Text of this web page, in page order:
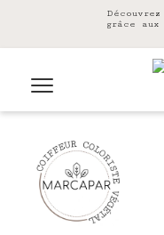
Découvrez
grâce